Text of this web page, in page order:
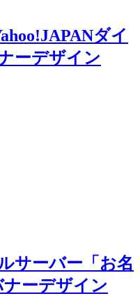
ダイ
ーデザイン
サーバー「お名
ナーデザイン